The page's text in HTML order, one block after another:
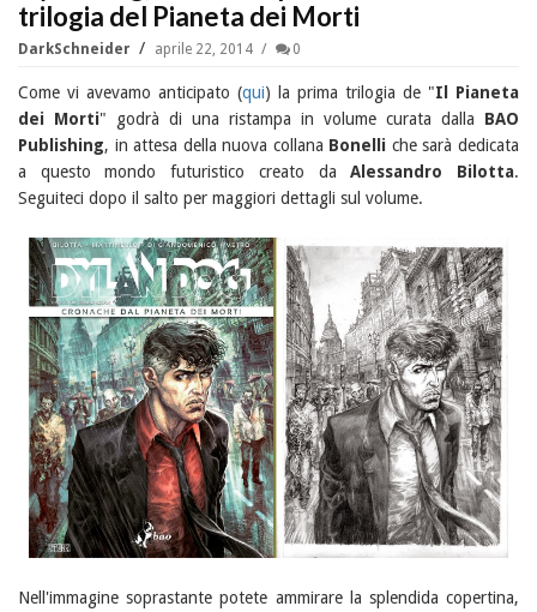
trilogia del Pianeta dei Morti
DarkSchneider aprile 22, 2014 0
Come vi avevamo anticipato (qui) la prima trilogia de "Il Pianeta
dei Morti" godrà di una ristampa in volume curata dalla BAO
Publishing, in attesa della nuova collana Bonelli che sarà dedicata
a questo mondo futuristico creato daAlessandro Bilotta.
Seguiteci dopo il salto per maggiori dettagli sul volume.
Nell'immagine soprastante potete ammirare la splendida copertina,